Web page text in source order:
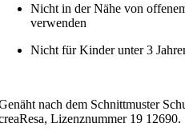
Nicht in der Nähe von
verwenden
Nicht für Kinder unter 3
nach dem Schnittmuster
Lizenznummer 19 12690.